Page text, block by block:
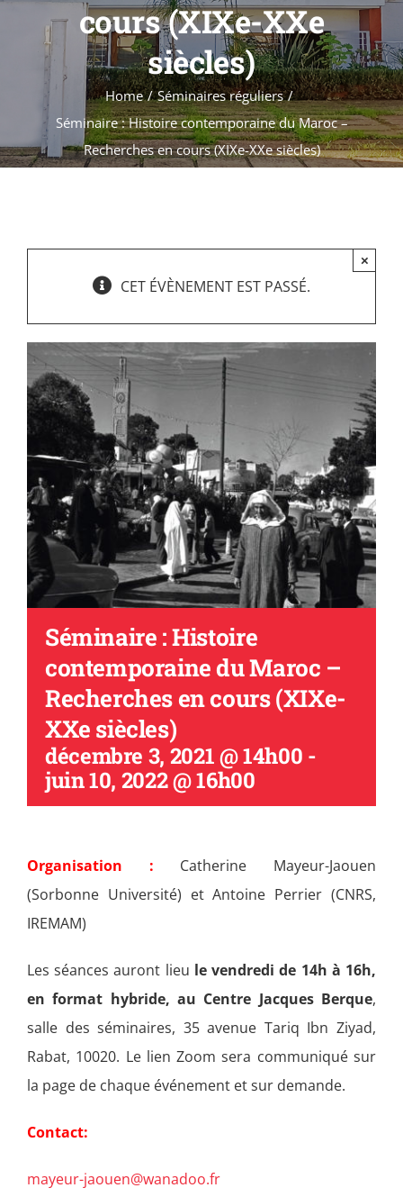
Évènements
Appels
Agenda
cours (XIXe-XXe
siècles)
Home
Séminaires réguliers
Séminaire : Histoire contemporaine du Maroc –
Recherches en cours (XIXe-XXe siècles)
CET ÉVÈNEMENT EST PASSÉ.
×
Séminaire : Histoire
contemporaine du Maroc –
Recherches en cours (XIXe-
XXe siècles)
décembre 3, 2021 @ 14h00 -
juin 10, 2022 @ 16h00
Organisation : Catherine Mayeur-Jaouen
(Sorbonne Université) et Antoine Perrier (CNRS,
IREMAM)
Les séances auront lieu le vendredi de 14h à 16h,
en format hybride, au Centre Jacques Berque,
salle des séminaires, 35 avenue Tariq Ibn Ziyad,
Rabat, 10020. Le lien Zoom sera communiqué sur
la page de chaque événement et sur demande.
Contact:
mayeur-jaouen@wanadoo.fr